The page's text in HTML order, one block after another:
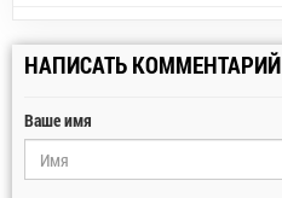
НАПИСАТЬ КОММЕНТАРИЙ
Ваше имя